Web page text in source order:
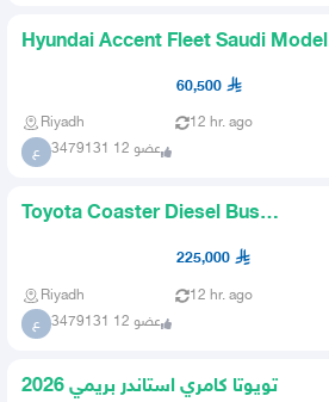
Hyundai Accent Fleet Saudi Model
60,500
Riyadh 12 hr. ago
ع عضو 12 3479131
Toyota Coaster Diesel Bus
Automatic Gear 22 Passengers
225,000
Riyadh 12 hr. ago
ع عضو 12 3479131
تويوتا كامري استاندر بريمي 2026